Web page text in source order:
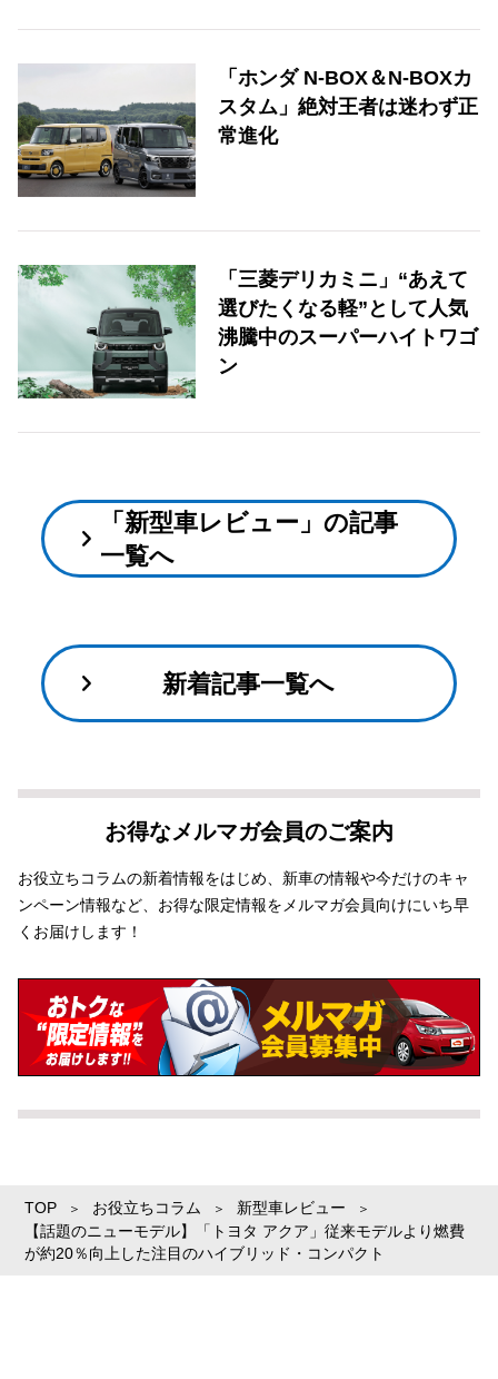
「ホンダ N-BOX＆N-BOXカ
スタム」絶対王者は迷わず正
常進化
「三菱デリカミニ」“あえて
選びたくなる軽”として人気
沸騰中のスーパーハイトワゴ
ン
「新型車レビュー」の記事
一覧へ
新着記事一覧へ
お得なメルマガ会員のご案内
お役立ちコラムの新着情報をはじめ、新車の情報や今だけのキャ
ンペーン情報など、お得な限定情報をメルマガ会員向けにいち早
くお届けします！
TOP お役立ちコラム
新型車レビュー
【話題のニューモデル】「トヨタ アクア」従来モデルより燃費
が約20％向上した注目のハイブリッド・コンパクト